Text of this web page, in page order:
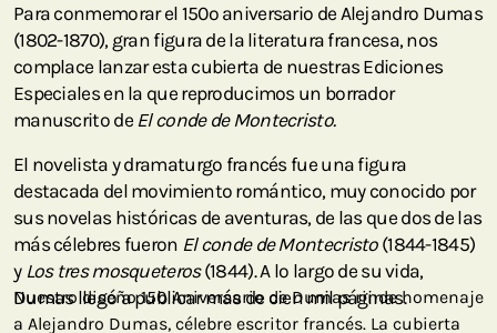
Para conmemorar el 150º aniversario de Alejandro Dumas
(1802-1870), gran figura de la literatura francesa, nos
complace lanzar esta cubierta de nuestras Ediciones
Especiales en la que reproducimos un borrador
manuscrito de El conde de Montecristo.
El novelista y dramaturgo francés fue una figura
destacada del movimiento romántico, muy conocido por
sus novelas históricas de aventuras, de las que dos de las
más célebres fueron El conde de Montecristo(1844-1845)
y Los tres mosqueteros(1844). A lo largo de su vida,
Dumas llegó a publicar más de cien mil páginas.
Nuestro diseño 150 Aniversario de Dumas rinde homenaje
a Alejandro Dumas, célebre escritor francés. La cubierta